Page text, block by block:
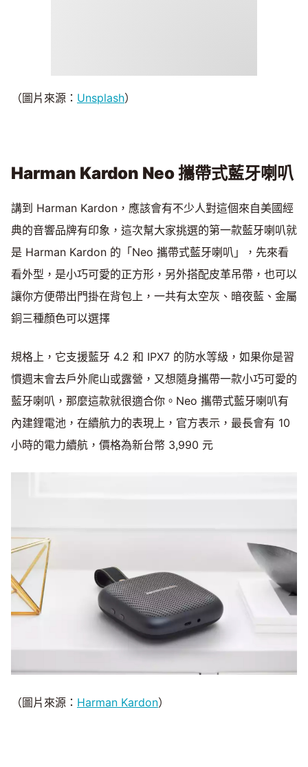
（圖片來源： Unsplash）
Harman Kardon Neo攜帶式藍牙喇叭
講到 Harman Kardon，應該會有不少人對這個來自美國經
典的音響品牌有印象，這次幫大家挑選的第一款藍牙喇叭就
是 Harman Kardon 的「Neo 攜帶式藍牙喇叭」，先來看
看外型，是小巧可愛的正方形，另外搭配皮革吊帶，也可以
讓你方便帶出門掛在背包上，一共有太空灰、暗夜藍、金屬
銅三種顏色可以選擇
規格上，它支援藍牙 4.2 和 IPX7 的防水等級，如果你是習
慣週末會去戶外爬山或露營，又想隨身攜帶一款小巧可愛的
藍牙喇叭，那麼這款就很適合你。Neo 攜帶式藍牙喇叭有
內建鋰電池，在續航力的表現上，官方表示，最長會有 10
小時的電力續航，價格為新台幣 3,990 元
（圖片來源： Harman Kardon）